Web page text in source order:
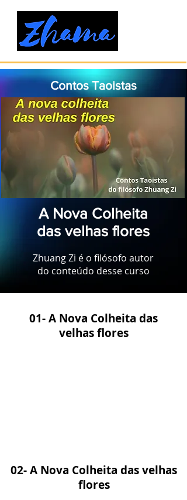
Contos Taoistas
A Nova Colheita
das velhas flores
Zhuang Zi é o filósofo autor
do conteúdo desse curso
01- A Nova Colheita das
velhas flores
02- A Nova Colheita das velhas
flores